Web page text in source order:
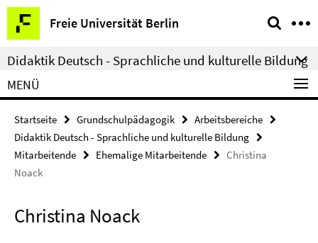
Springe
direkt
zu
Inhalt
Freie Universität Berlin
Service-
Navigation
Didaktik Deutsch - Sprachliche und kulturelle Bildung
MENÜ
Startseite Grundschulpädagogik
Arbeitsbereiche
Didaktik Deutsch - Sprachliche und kulturelle Bildung
Mitarbeitende
Ehemalige Mitarbeitende
Christina
Noack
Christina Noack